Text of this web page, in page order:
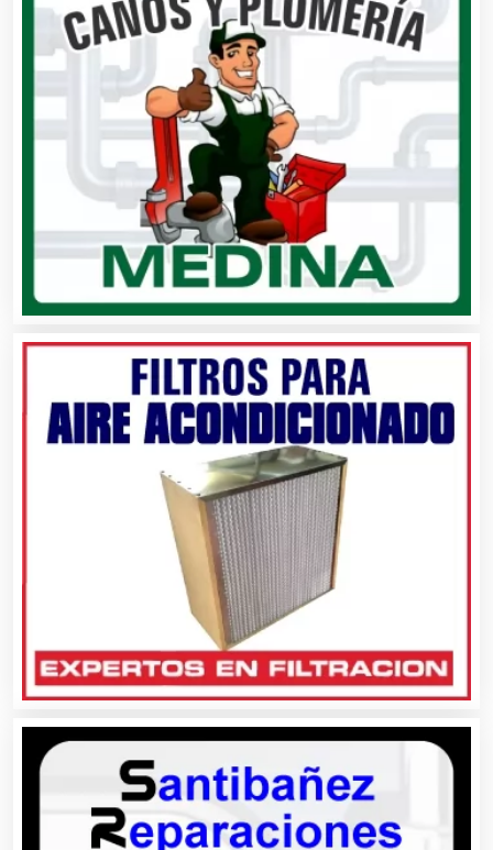
Artes Gráficas
Artesanías
Artículos de Oficina
Artículos de Piel
Artículos Deportivos
Artículos Importados
Artículos para el Hogar
Artículos para Regalos
Artículos Personales
Artículos Publicitarios